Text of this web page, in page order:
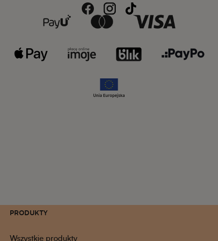
PRODUKTY
Wszystkie produkty